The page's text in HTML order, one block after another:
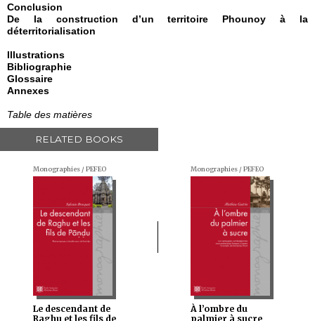
Conclusion
De la construction d’un territoire Phounoy à la
déterritorialisation
Illustrations
Bibliographie
Glossaire
Annexes
Table des matières
RELATED BOOKS
Monographies / PEFEO
Le descendant de
Raghu et les fils de
Monographies / PEFEO
À l’ombre du
palmier à sucre